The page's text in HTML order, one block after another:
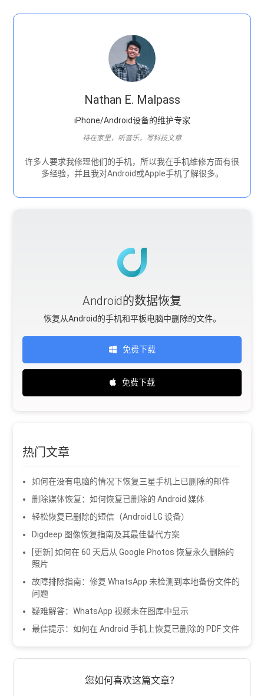
Nathan E. Malpass
iPhone/Android设备的维护专家
待在家里，听音乐，写科技文章
许多人要求我修理他们的手机，所以我在手机维修方面有很
多经验，并且我对Android或Apple手机了解很多。
Android的数据恢复
恢复从Android的手机和平板电脑中删除的文件。
免费下载
免费下载
热门文章
如何在没有电脑的情况下恢复三星手机上已删除的邮件
删除媒体恢复：如何恢复已删除的 Android 媒体
轻松恢复已删除的短信（Android LG 设备）
Digdeep 图像恢复指南及其最佳替代方案
[更新] 如何在 60 天后从 Google Photos 恢复永久删除的
照片
故障排除指南：修复 WhatsApp 未检测到本地备份文件的
问题
疑难解答：WhatsApp 视频未在图库中显示
最佳提示：如何在 Android 手机上恢复已删除的 PDF 文件
您如何喜欢这篇文章？